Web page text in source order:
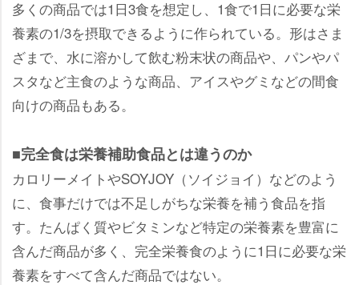
多くの商品では1日3食を想定し、1食で1日に必要な栄
養素の1/3を摂取できるように作られている。形はさま
ざまで、水に溶かして飲む粉末状の商品や、パンやパ
スタなど主食のような商品、アイスやグミなどの間食
向けの商品もある。
■完全食は栄養補助食品とは違うのか
カロリーメイトやSOYJOY（ソイジョイ）などのよう
に、食事だけでは不足しがちな栄養を補う食品を指
す。たんぱく質やビタミンなど特定の栄養素を豊富に
含んだ商品が多く、完全栄養食のように1日に必要な栄
養素をすべて含んだ商品ではない。